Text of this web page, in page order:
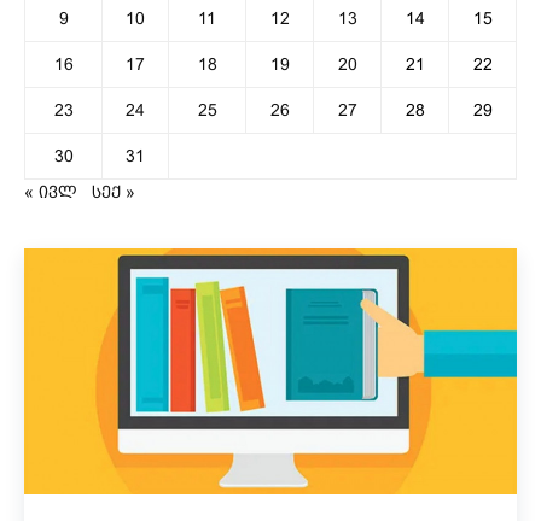
9 10 11 12 13 14 15
16 17 18 19 20 21 22
23 24 25 26 27 28 29
30
31
« ივლ
სექ »